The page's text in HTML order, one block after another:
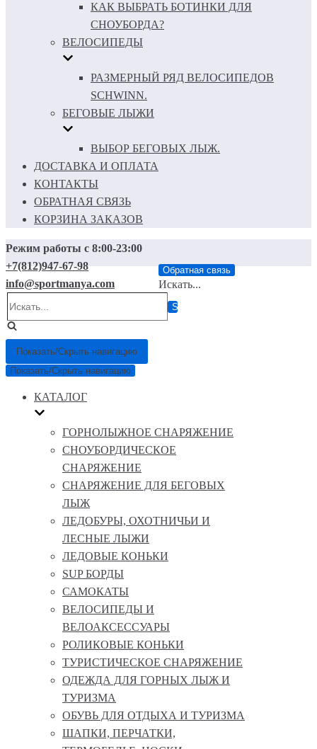
КАК ВЫБРАТЬ БОТИНКИ ДЛЯ
СНОУБОРДА?
ВЕЛОСИПЕДЫ
РАЗМЕРНЫЙ РЯД ВЕЛОСИПЕДОВ
SCHWINN.
БЕГОВЫЕ ЛЫЖИ
ВЫБОР БЕГОВЫХ ЛЫЖ.
ДОСТАВКА И ОПЛАТА
КОНТАКТЫ
ОБРАТНАЯ СВЯЗЬ
КОРЗИНА ЗАКАЗОВ
Режим работы с 8:00-23:00
+7(812)947-67-98
info@sportmanya.com
Обратная связь
Искать...
Показать/Скрыть навигацию
Показать/Скрыть навигацию
КАТАЛОГ
ГОРНОЛЫЖНОЕ СНАРЯЖЕНИЕ
СНОУБОРДИЧЕСКОЕ
СНАРЯЖЕНИЕ
СНАРЯЖЕНИЕ ДЛЯ БЕГОВЫХ
ЛЫЖ
ЛЕДОБУРЫ, ОХОТНИЧЬИ И
ЛЕСНЫЕ ЛЫЖИ
ЛЕДОВЫЕ КОНЬКИ
SUP БОРДЫ
САМОКАТЫ
ВЕЛОСИПЕДЫ И
ВЕЛОАКСЕССУАРЫ
РОЛИКОВЫЕ КОНЬКИ
ТУРИСТИЧЕСКОЕ СНАРЯЖЕНИЕ
ОДЕЖДА ДЛЯ ГОРНЫХ ЛЫЖ И
ТУРИЗМА
ОБУВЬ ДЛЯ ОТДЫХА И ТУРИЗМА
ШАПКИ, ПЕРЧАТКИ,